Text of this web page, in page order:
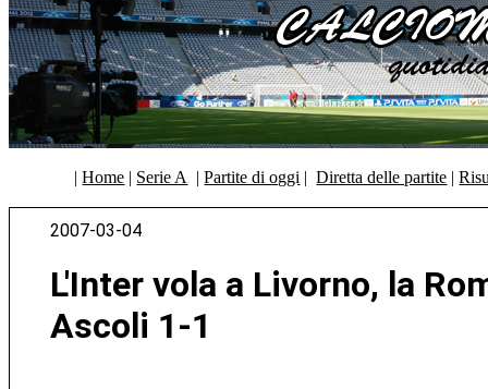
|Home | Serie A |Partite di oggi |Diretta delle partite |
2007-03-04
L'Inter vola a Livorno, la
Ascoli 1-1